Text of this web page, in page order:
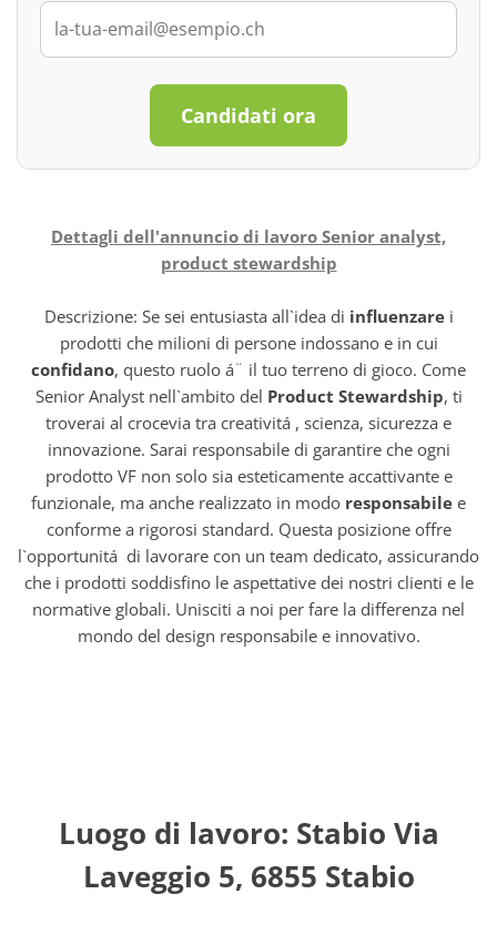
Candidati ora
Dettagli dell'annuncio di lavoro Senior analyst,
product stewardship
Descrizione: Se sei entusiasta all`idea di influenzarei
prodotti che milioni di persone indossano e in cui
confidano, questo ruolo á¨ il tuo terreno di gioco. Come
Senior Analyst nell`ambito del Product Stewardship, ti
troverai al crocevia tra creativitá , scienza, sicurezza e
innovazione. Sarai responsabile di garantire che ogni
prodotto VF non solo sia esteticamente accattivante e
funzionale, ma anche realizzato in modo responsabile e
conforme a rigorosi standard. Questa posizione offre
l`opportunitá di lavorare con un team dedicato, assicurando
che i prodotti soddisfino le aspettative dei nostri clienti e le
normative globali. Unisciti a noi per fare la differenza nel
mondo del design responsabile e innovativo.
Luogo di lavoro: Stabio Via
Laveggio 5, 6855 Stabio